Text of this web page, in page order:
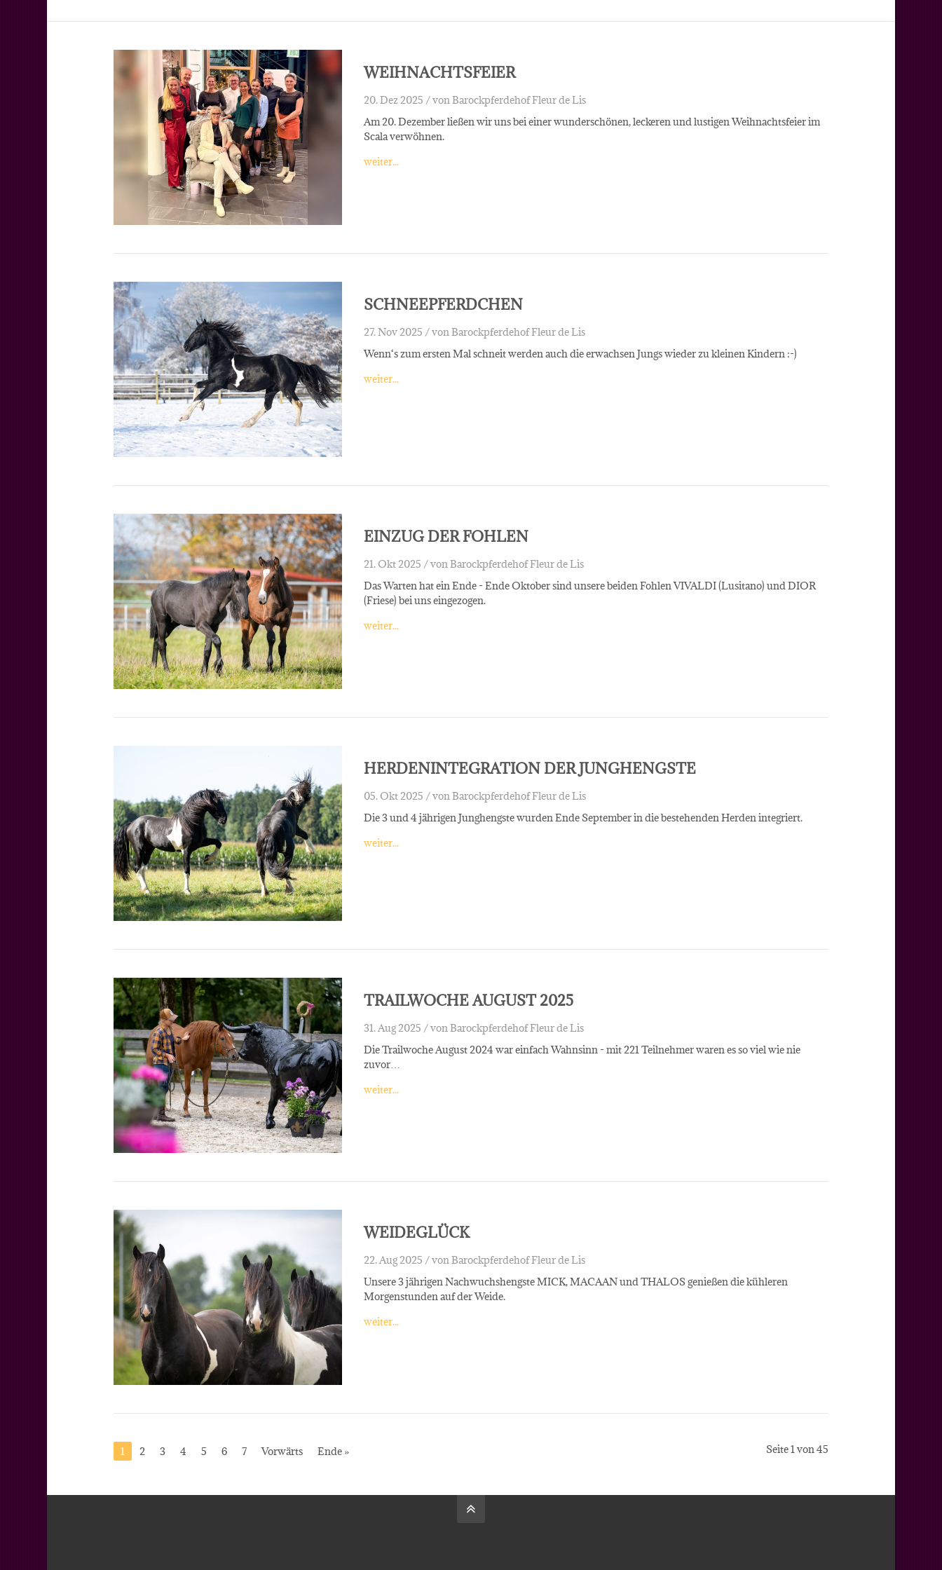
WEIHNACHTSFEIER
20. Dez 2025 /von Barockpferdehof Fleur de Lis
Am 20. Dezember ließen wir uns bei einer wunderschönen, leckeren und lustigen Weihnachtsfeier im
Scala verwöhnen.
weiter...
SCHNEEPFERDCHEN
27. Nov 2025 /von Barockpferdehof Fleur de Lis
Wenn‘s zum ersten Mal schneit werden auch die erwachsen Jungs wieder zu kleinen Kindern :-)
weiter...
EINZUG DER FOHLEN
21. Okt 2025 /von Barockpferdehof Fleur de Lis
Das Warten hat ein Ende - Ende Oktober sind unsere beiden Fohlen VIVALDI (Lusitano) und DIOR
(Friese) bei uns eingezogen.
weiter...
HERDENINTEGRATION DER JUNGHENGSTE
05. Okt 2025 /von Barockpferdehof Fleur de Lis
Die 3 und 4 jährigen Junghengste wurden Ende September in die bestehenden Herden integriert.
weiter...
TRAILWOCHE AUGUST 2025
31. Aug 2025 /von Barockpferdehof Fleur de Lis
Die Trailwoche August 2024 war einfach Wahnsinn - mit 221 Teilnehmer waren es so viel wie nie
zuvor…
weiter...
WEIDEGLÜCK
22. Aug 2025 /von Barockpferdehof Fleur de Lis
Unsere 3 jährigen Nachwuchshengste MICK, MACAAN und THALOS genießen die kühleren
Morgenstunden auf der Weide.
weiter...
Seite 1 von 45
1 2 3 4 5 6 7 Vorwärts Ende »